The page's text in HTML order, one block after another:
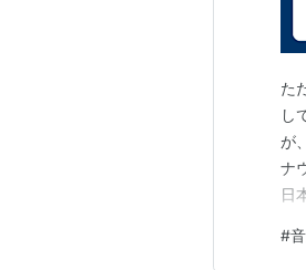
た
し
が
ナ
日
#